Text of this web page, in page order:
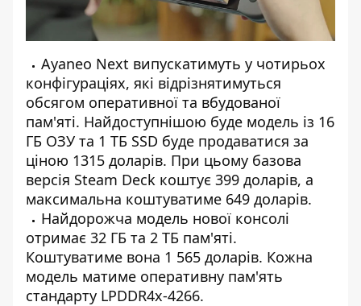
Ayaneo Next випускатимуть у чотирьох
конфігураціях, які відрізнятимуться
обсягом оперативної та вбудованої
пам'яті. Найдоступнішою буде модель із 16
ГБ ОЗУ та 1 ТБ SSD буде продаватися за
ціною 1315 доларів. При цьому базова
версія Steam Deck коштує 399 доларів, а
максимальна коштуватиме 649 доларів.
Найдорожча модель нової консолі
отримає 32 ГБ та 2 ТБ пам'яті.
Коштуватиме вона 1 565 доларів. Кожна
модель матиме оперативну пам'ять
стандарту LPDDR4x-4266.